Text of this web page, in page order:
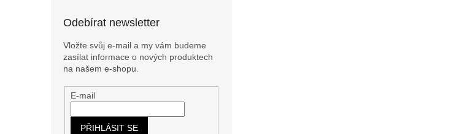
Odebírat newsletter
Vložte svůj e-mail a my vám budeme
zasílat informace o nových produktech
na našem e-shopu.
E-mail
PŘIHLÁSIT SE